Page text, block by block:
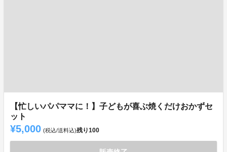
【忙しいパパママに！】子どもが喜ぶ焼くだけおかずセ
ット
¥5,000 (税込/送料込)残り100